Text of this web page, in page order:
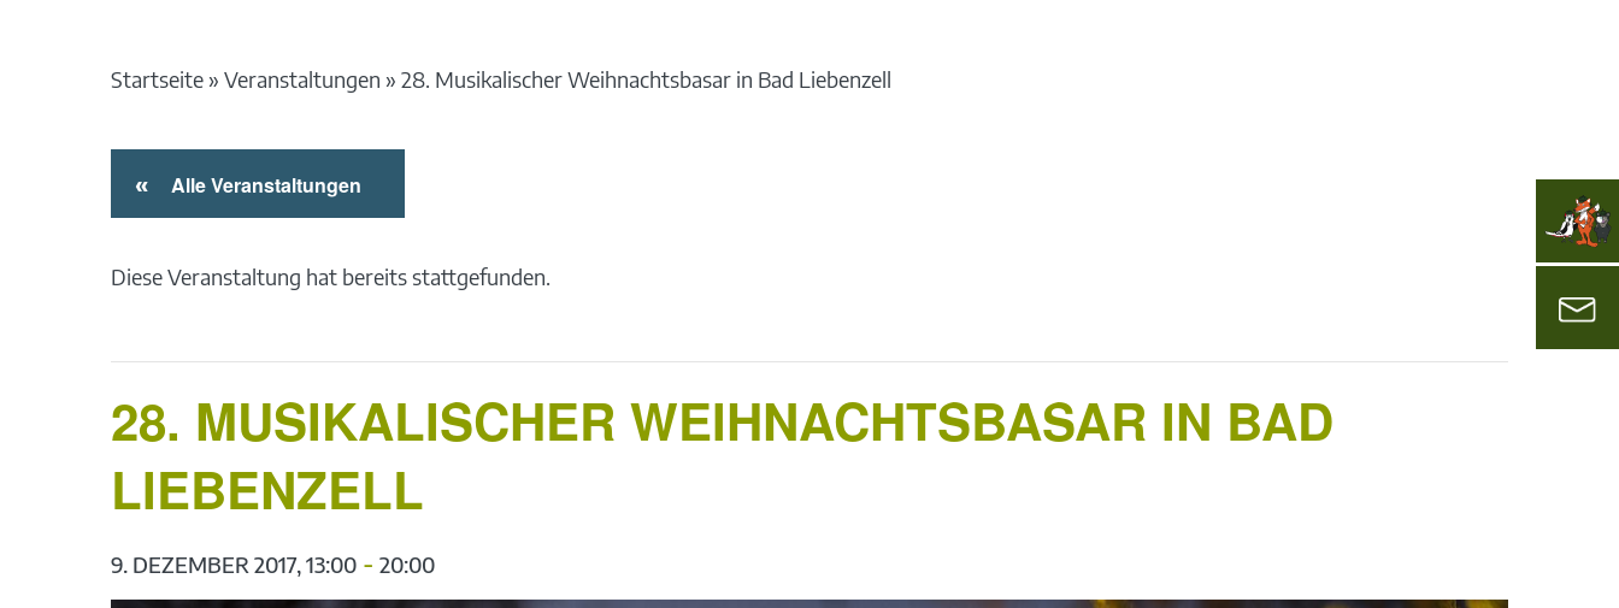
Startseite» Veranstaltungen » 28. Musikalischer Weihnachtsbasar in Bad Liebenzell
« Alle Veranstaltungen
Diese Veranstaltung hat bereits stattgefunden.
28. MUSIKALISCHER WEIHNACHTSBASAR IN BAD
LIEBENZELL
9. DEZEMBER 2017, 13:00- 20:00